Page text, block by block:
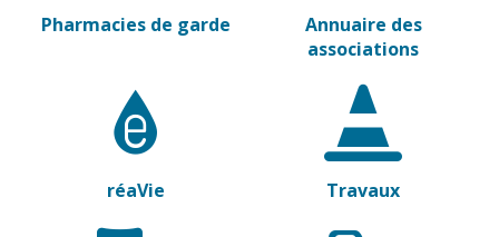
Associations
Annuaire des
associations
Démarches
des
associations
Pharmacies de garde
Annuaire des
associations
réaVie Travaux